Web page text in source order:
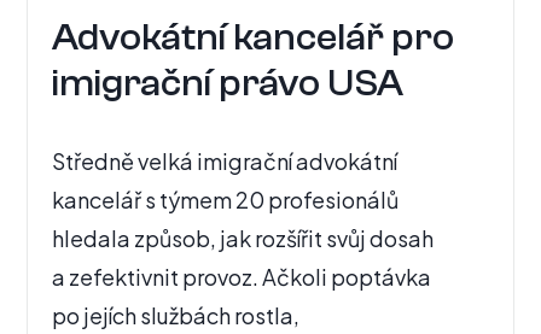
Advokátní kancelář pro
imigrační právo USA
Středně velká imigrační advokátní
kancelář s týmem 20 profesionálů
hledala způsob, jak rozšířit svůj dosah
a zefektivnit provoz. Ačkoli poptávka
po jejích službách rostla,